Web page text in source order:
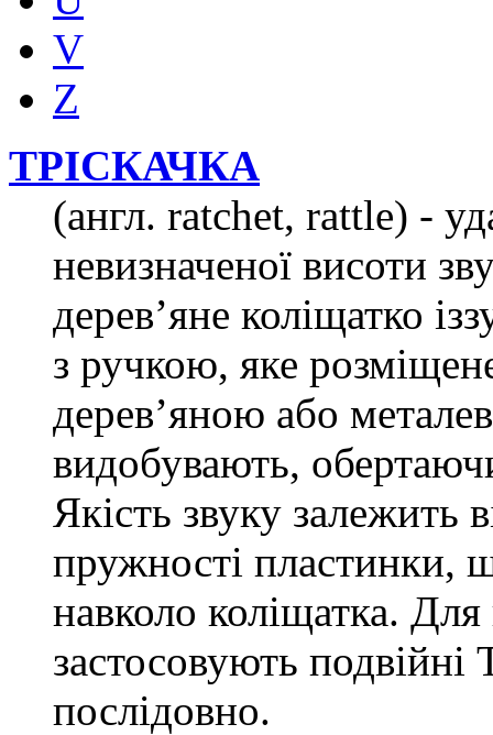
V
Z
ТРІСКАЧКА
(англ. ratchet, rattle) -
невизначеної висоти
дерев’яне коліщатко
з ручкою, яке
дерев’яною або
видобувають,
Якість звуку залежить
пружності пластинки,
навколо коліщатка.
застосовують подвійні
послідовно.